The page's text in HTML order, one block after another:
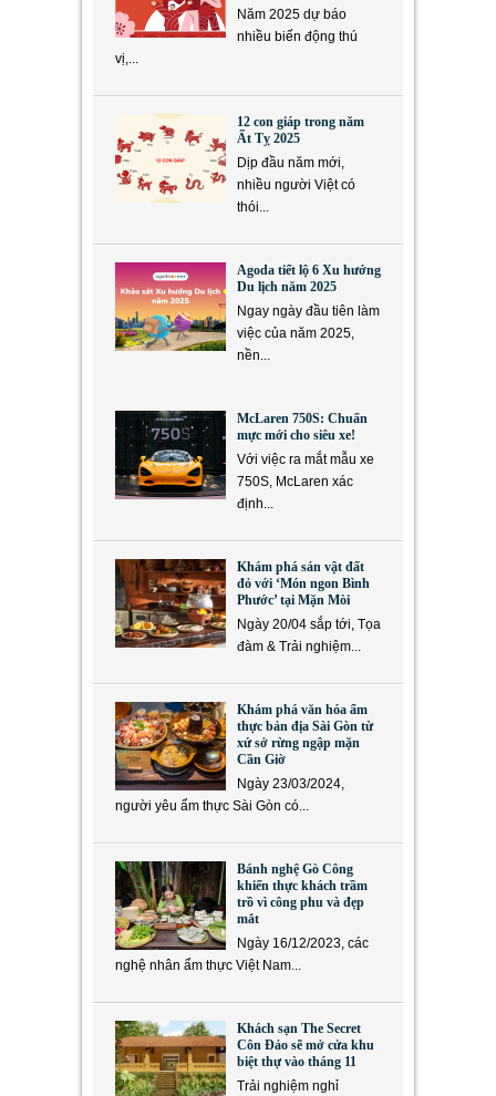
Năm 2025 dự báo
nhiều biến động thú
vị,...
12 con giáp trong năm
Ất Tỵ 2025
Dịp đầu năm mới,
nhiều người Việt có
thói...
Agoda tiết lộ 6 Xu hướng
Du lịch năm 2025
Ngay ngày đầu tiên làm
việc của năm 2025,
nền...
McLaren 750S: Chuẩn
mực mới cho siêu xe!
Với việc ra mắt mẫu xe
750S, McLaren xác
định...
Khám phá sản vật đất
đỏ với ‘Món ngon Bình
Phước’ tại Mặn Mòi
Ngày 20/04 sắp tới, Tọa
đàm & Trải nghiệm...
Khám phá văn hóa ẩm
thực bản địa Sài Gòn từ
xứ sở rừng ngập mặn
Cần Giờ
Ngày 23/03/2024,
người yêu ẩm thực Sài Gòn có...
Bánh nghệ Gò Công
khiến thực khách trầm
trồ vì công phu và đẹp
mắt
Ngày 16/12/2023, các
nghệ nhân ẩm thực Việt Nam...
Khách sạn The Secret
Côn Đảo sẽ mở cửa khu
biệt thự vào tháng 11
Trải nghiệm nghỉ